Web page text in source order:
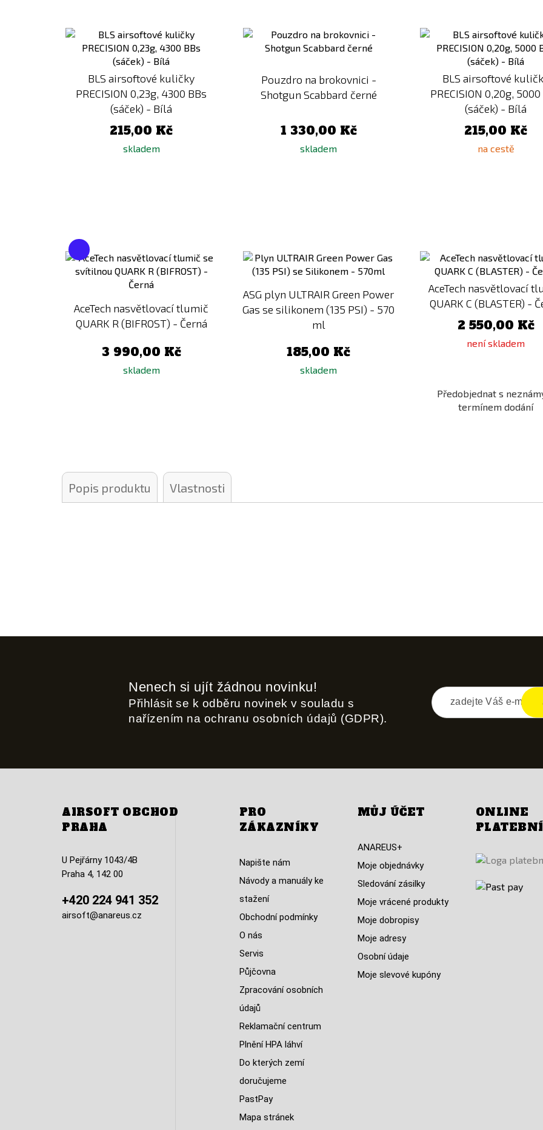
BLS airsoftové kuličky
PRECISION 0,23g, 4300 BBs
(sáček) - Bílá
215,00 Kč
skladem
Pouzdro na brokovnici -
Shotgun Scabbard černé
1 330,00 Kč
skladem
porovnání
BLS airsoftové
PRECISION 0,20g,
(sáček) - Bílá
215,00 Kč
na cestě
AceTech nasvětlovací tlumič
QUARK R (BIFROST) - Černá
3 990,00 Kč
skladem
k
porovnání
ASG plyn ULTRAIR Green Power
Gas se silikonem (135 PSI) - 570
ml
185,00 Kč
skladem
k
porovnání
AceTech nasvětlovací
QUARK C (BLASTER) -
2 550,00 Kč
není skladem
Předobjednat s
termínem dodání
Popis produktu Vlastnosti
Nenech si ujít žádnou novinku!
Přihlásit se k odběru novinek v souladu s
nařízením na ochranu osobních údajů (GDPR).
AIRSOFT OBCHOD
PRAHA
U Pejřárny 1043/4B
Praha 4, 142 00
+420 224 941 352
airsoft@anareus.cz
PRO
ZÁKAZNÍKY
Napište nám
Návody a manuály ke
stažení
Obchodní podmínky
O nás
Servis
Půjčovna
Zpracování osobních
údajů
Reklamační centrum
Plnění HPA láhví
Do kterých zemí
doručujeme
PastPay
Mapa stránek
MŮJ ÚČET
ANAREUS+
Moje objednávky
Sledování zásilky
Moje vrácené produkty
Moje dobropisy
Moje adresy
Osobní údaje
Moje slevové kupóny
ONLINE